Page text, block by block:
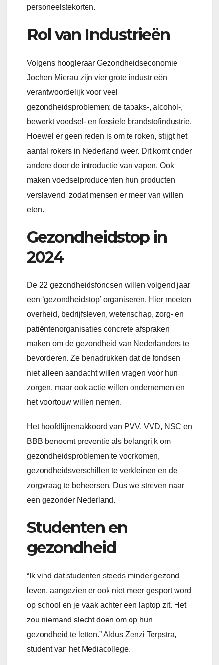
personeelstekorten.
Rol van Industrieën
Volgens hoogleraar Gezondheidseconomie
Jochen Mierau zijn vier grote industrieën
verantwoordelijk voor veel
gezondheidsproblemen: de tabaks-, alcohol-,
bewerkt voedsel- en fossiele brandstofindustrie.
Hoewel er geen reden is om te roken, stijgt het
aantal rokers in Nederland weer. Dit komt onder
andere door de introductie van vapen. Ook
maken voedselproducenten hun producten
verslavend, zodat mensen er meer van willen
eten.
Gezondheidstop in
2024
De 22 gezondheidsfondsen willen volgend jaar
een ‘gezondheidstop’ organiseren. Hier moeten
overheid, bedrijfsleven, wetenschap, zorg- en
patiëntenorganisaties concrete afspraken
maken om de gezondheid van Nederlanders te
bevorderen. Ze benadrukken dat de fondsen
niet alleen aandacht willen vragen voor hun
zorgen, maar ook actie willen ondernemen en
het voortouw willen nemen.
Het hoofdlijnenakkoord van PVV, VVD, NSC en
BBB benoemt preventie als belangrijk om
gezondheidsproblemen te voorkomen,
gezondheidsverschillen te verkleinen en de
zorgvraag te beheersen. Dus we streven naar
een gezonder Nederland.
Studenten en
gezondheid
“Ik vind dat studenten steeds minder gezond
leven, aangezien er ook niet meer gesport word
op school en je vaak achter een laptop zit. Het
zou niemand slecht doen om op hun
gezondheid te letten.” Aldus Zenzi Terpstra,
student van het Mediacollege.